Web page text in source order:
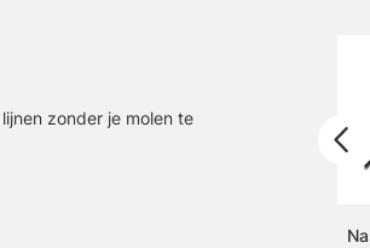
zonder je molen te